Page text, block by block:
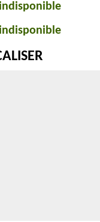
indisponible
indisponible